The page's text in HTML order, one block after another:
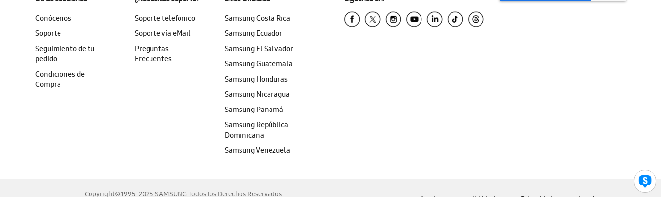
Conócenos
Soporte
Seguimiento de tu
pedido
Condiciones de
Compra
Soporte telefónico
Soporte vía eMail
Preguntas
Frecuentes
Samsung Costa Rica
Samsung Ecuador
Samsung El Salvador
Samsung Guatemala
Samsung Honduras
Samsung Nicaragua
Samsung Panamá
Samsung República
Dominicana
Samsung Venezuela
Copyright© 1995-2025 SAMSUNG Todos los Derechos Reservados.
Ayuda para accesibilidad Privacidad Legal